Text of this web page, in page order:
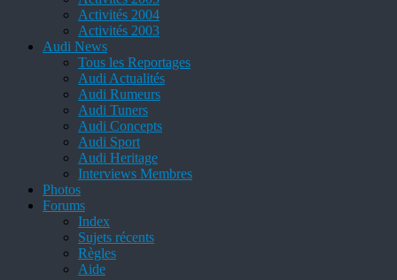
Activités 2004
Activités 2003
Audi News
Tous les Reportages
Audi Actualités
Audi Rumeurs
Audi Tuners
Audi Concepts
Audi Sport
Audi Heritage
Interviews Membres
Photos
Forums
Index
Sujets récents
Règles
Aide